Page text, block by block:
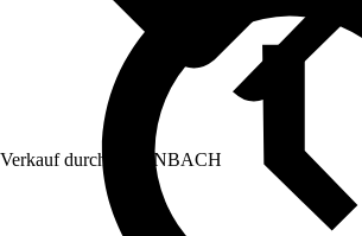
Verkauf durch: HORNBACH